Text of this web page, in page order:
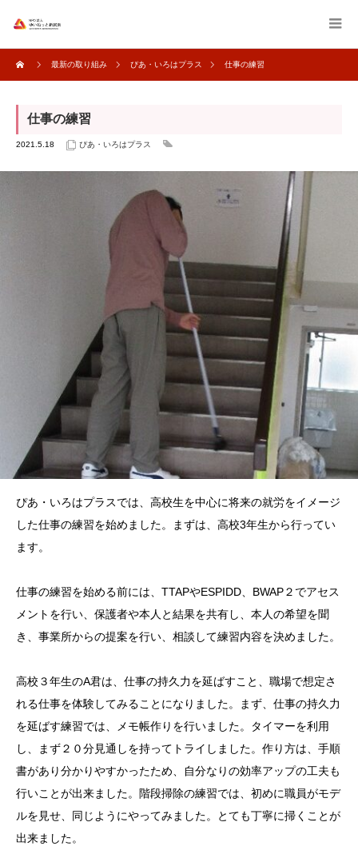
最新の取り組み ぴあ・いろはプラス 仕事の練習
仕事の練習
2021.5.18 ぴあ・いろはプラス
ぴあ・いろはプラスでは、高校生を中心に将来の就労をイメージ
した仕事の練習を始めました。まずは、高校3年生から行ってい
ます。
仕事の練習を始める前には、TTAPやESPIDD、BWAP２でアセス
メントを行い、保護者や本人と結果を共有し、本人の希望を聞
き、事業所からの提案を行い、相談して練習内容を決めました。
高校３年生のA君は、仕事の持久力を延ばすこと、職場で想定さ
れる仕事を体験してみることになりました。まず、仕事の持久力
を延ばす練習では、メモ帳作りを行いました。タイマーを利用
し、まず２０分見通しを持ってトライしました。作り方は、手順
書があり分かりやすかったため、自分なりの効率アップの工夫も
行いことが出来ました。階段掃除の練習では、初めに職員がモデ
ルを見せ、同じようにやってみました。とても丁寧に掃くことが
出来ました。